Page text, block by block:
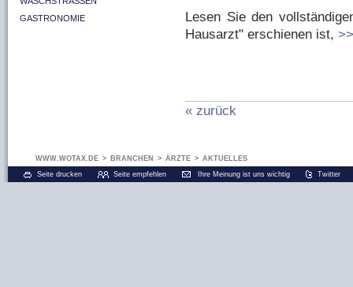
GASTRONOMIE
Lesen Sie den
Hausarzt" erschienen ist,
« zurück
WWW.WOTAX.DE > BRANCHEN > ÄRZTE > AKTUELLES
Seite drucken
Seite empfehlen Ihre Meinung ist uns wichtig Twitter